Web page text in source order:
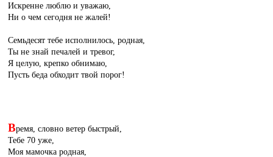
Искренне люблю и уважаю,
Ни о чем сегодня не жалей!
Семьдесят тебе исполнилось, родная,
Ты не знай печалей и тревог,
Я целую, крепко обнимаю,
Пусть беда обходит твой порог!
Время, словно ветер быстрый,
Тебе 70 уже,
Моя мамочка родная,